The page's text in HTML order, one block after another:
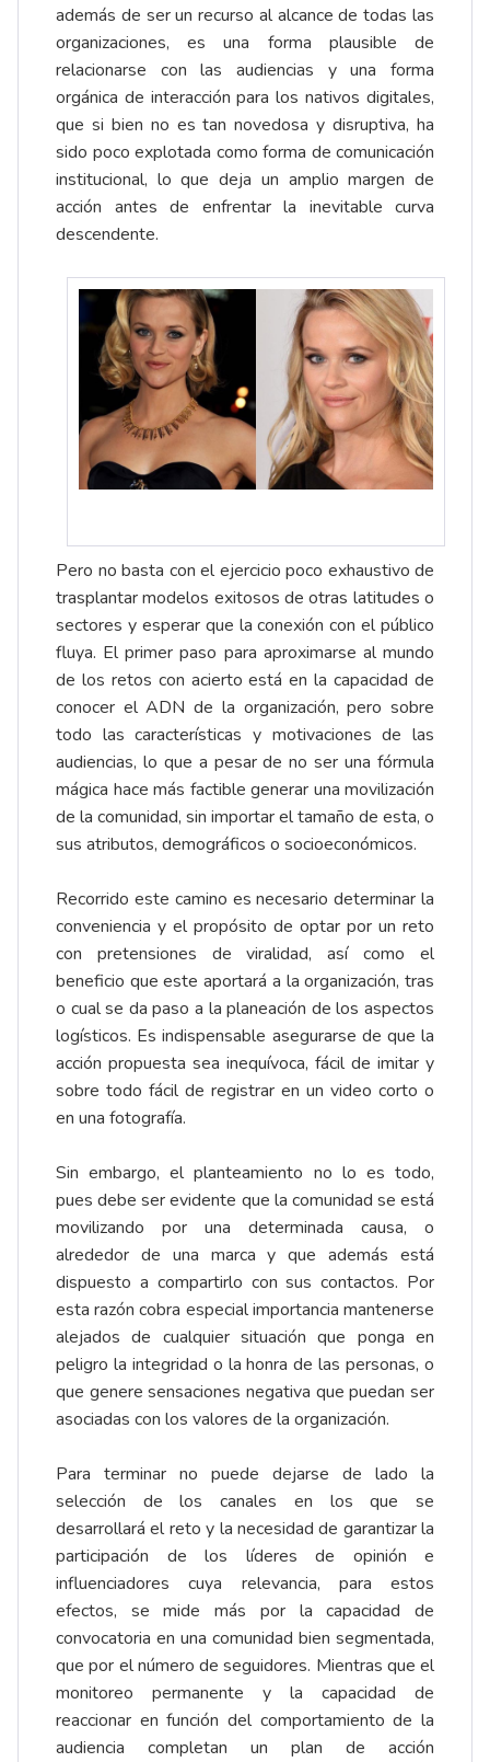
además de ser un recurso al alcance de todas las
organizaciones, es una forma plausible de
relacionarse con las audiencias y una forma
orgánica de interacción para los nativos digitales,
que si bien no es tan novedosa y disruptiva, ha
sido poco explotada como forma de comunicación
institucional, lo que deja un amplio margen de
acción antes de enfrentar la inevitable curva
descendente.
Pero no basta con el ejercicio poco exhaustivo de
trasplantar modelos exitosos de otras latitudes o
sectores y esperar que la conexión con el público
fluya. El primer paso para aproximarse al mundo
de los retos con acierto está en la capacidad de
conocer el ADN de la organización, pero sobre
todo las características y motivaciones de las
audiencias, lo que a pesar de no ser una fórmula
mágica hace más factible generar una movilización
de la comunidad, sin importar el tamaño de esta, o
sus atributos, demográficos o socioeconómicos.
Recorrido este camino es necesario determinar la
conveniencia y el propósito de optar por un reto
con pretensiones de viralidad, así como el
beneficio que este aportará a la organización, tras
o cual se da paso a la planeación de los aspectos
logísticos. Es indispensable asegurarse de que la
acción propuesta sea inequívoca, fácil de imitar y
sobre todo fácil de registrar en un video corto o
en una fotografía.
Sin embargo, el planteamiento no lo es todo,
pues debe ser evidente que la comunidad se está
movilizando por una determinada causa, o
alrededor de una marca y que además está
dispuesto a compartirlo con sus contactos. Por
esta razón cobra especial importancia mantenerse
alejados de cualquier situación que ponga en
peligro la integridad o la honra de las personas, o
que genere sensaciones negativa que puedan ser
asociadas con los valores de la organización.
Para terminar no puede dejarse de lado la
selección de los canales en los que se
desarrollará el reto y la necesidad de garantizar la
participación de los líderes de opinión e
influenciadores cuya relevancia, para estos
efectos, se mide más por la capacidad de
convocatoria en una comunidad bien segmentada,
que por el número de seguidores. Mientras que el
monitoreo permanente y la capacidad de
reaccionar en función del comportamiento de la
audiencia completan un plan de acción